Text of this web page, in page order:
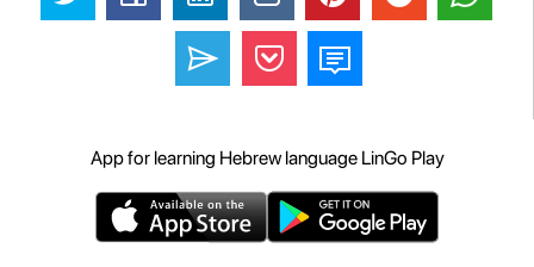
App for learning Hebrew language LinGo Play